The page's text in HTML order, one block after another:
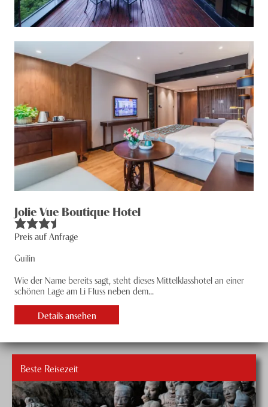
Jolie Vue Boutique Hotel
Preis auf Anfrage
Guilin
Wie der Name bereits sagt, steht dieses Mittelklasshotel an einer
schönen Lage am Li Fluss neben dem...
Details ansehen
Beste Reisezeit